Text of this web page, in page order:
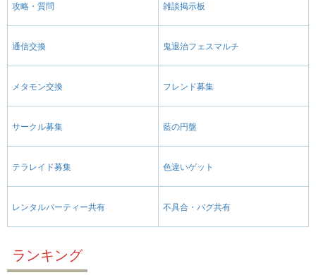
攻略・質問 雑談掲示板
通信交換 鬼退治フェスマルチ
メタモン交換 フレンド募集
サークル募集 藍の円盤
テラレイド募集 色違いゲット
レンタルパーティー共有 不具合・バグ共有
ランキング